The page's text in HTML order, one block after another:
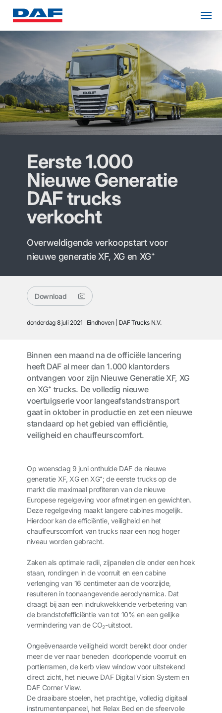
Eerste 1.000
Nieuwe Generatie
DAF trucks
verkocht
Overweldigende verkoopstart voor
nieuwe generatie XF, XG en XG⁺
Download
donderdag 8 juli 2021 Eindhoven DAF Trucks N.V.
Binnen een maand na de officiële lancering
heeft DAF al meer dan 1.000 klantorders
ontvangen voor zijn Nieuwe Generatie XF, XG
en XG⁺ trucks. De volledig nieuwe
voertuigserie voor langeafstandstransport
gaat in oktober in productie en zet een nieuwe
standaard op het gebied van efficiëntie,
veiligheid en chauffeurscomfort.
Op woensdag 9 juni onthulde DAF de nieuwe
generatie XF, XG en XG⁺; de eerste trucks op de
markt die maximaal profiteren van de nieuwe
Europese regelgeving voor afmetingen en gewichten.
Deze regelgeving maakt langere cabines mogelijk.
Hierdoor kan de efficiëntie, veiligheid en het
chauffeurscomfort van trucks naar een nog hoger
niveau worden gebracht.
Zaken als optimale radii, zijpanelen die onder een hoek
staan, rondingen in de voorruit en een cabine
verlenging van 16 centimeter aan de voorzijde,
resulteren in toonaangevende aerodynamica. Dat
draagt bij aan een indrukwekkende verbetering van
de brandstofefficiëntie van tot 10% en een gelijke
vermindering van de CO2-uitstoot.
Ongeëvenaarde veiligheid wordt bereikt door onder
meer de ver naar beneden doorlopende voorruit en
portierramen, de kerb view window voor uitstekend
direct zicht, het nieuwe DAF Digital Vision System en
DAF Corner View.
De draaibare stoelen, het prachtige, volledig digitaal
instrumentenpaneel, het Relax Bed en de sfeervolle